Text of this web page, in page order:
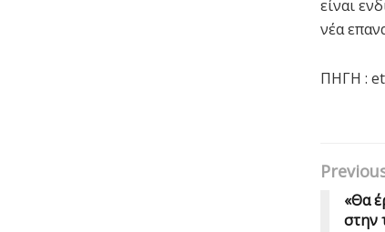
είναι
νέα
ΠΗΓΗ :
«Θα
στην